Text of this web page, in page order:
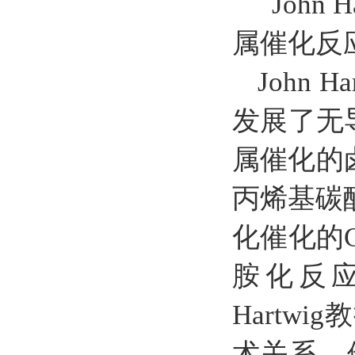
属催化反
John
发展了无
属催化的
丙烯基碳
化催化的
胺化反
Hartwig